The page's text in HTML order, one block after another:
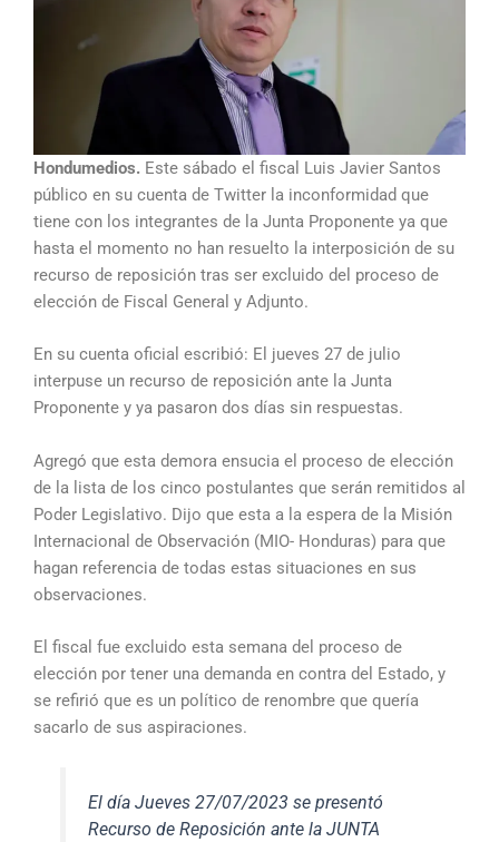
Hondumedios. Este sábado el fiscal Luis Javier Santos
público en su cuenta de Twitter la inconformidad que
tiene con los integrantes de la Junta Proponente ya que
hasta el momento no han resuelto la interposición de su
recurso de reposición tras ser excluido del proceso de
elección de Fiscal General y Adjunto.
En su cuenta oficial escribió: El jueves 27 de julio
interpuse un recurso de reposición ante la Junta
Proponente y ya pasaron dos días sin respuestas.
Agregó que esta demora ensucia el proceso de elección
de la lista de los cinco postulantes que serán remitidos al
Poder Legislativo. Dijo que esta a la espera de la Misión
Internacional de Observación (MIO- Honduras) para que
hagan referencia de todas estas situaciones en sus
observaciones.
El fiscal fue excluido esta semana del proceso de
elección por tener una demanda en contra del Estado, y
se refirió que es un político de renombre que quería
sacarlo de sus aspiraciones.
El día Jueves 27/07/2023 se presentó
Recurso de Reposición ante la JUNTA